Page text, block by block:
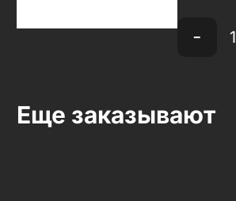
-
Еще заказывают